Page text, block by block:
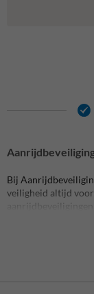
Bij
veiligheid altijd
meer, die allemaal
veilig en